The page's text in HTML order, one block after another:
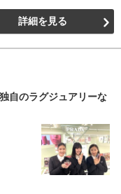
詳細を見る
自のラグジュアリーな